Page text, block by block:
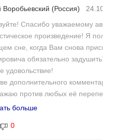
Воробьевский (Россия) 24.10.2024
Спасибо уважаемому автору за
произведение! Я
сне, когда Вам снова приснится
обязательно задушить".
удовольствие!
дополнительного комментария
против любых её перепечаток) --
users/5246401/
"СВЕТЛОЕ БУДУЩЕЕ"!...
больше
0